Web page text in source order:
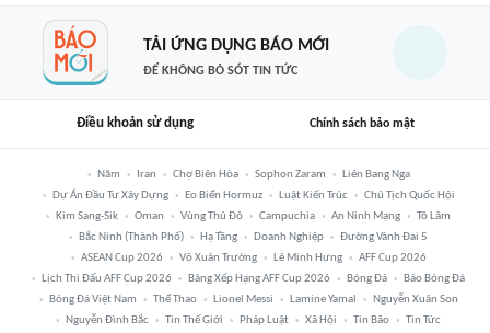
TẢI ỨNG DỤNG BÁO MỚI
ĐỂ KHÔNG BỎ SÓT TIN TỨC
Điều khoản sử dụng Chính sách bảo mật
Năm Iran Chợ Biên Hòa Sophon Zaram
Liên Bang Nga
Dự Án Đầu Tư Xây Dựng
Eo Biển Hormuz Luật Kiến Trúc
Chủ Tịch Quốc Hội
Kim Sang-Sik
Oman Vùng Thủ Đô Campuchia An Ninh Mạng
Tô Lâm
Bắc Ninh (thành Phố)
Hạ Tầng Doanh Nghiệp
Đường Vành Đai 5
ASEAN Cup 2026
Võ Xuân Trường Lê Minh Hưng
AFF Cup 2026
Lịch Thi Đấu AFF Cup 2026
Bảng Xếp Hạng AFF Cup 2026 Bóng Đá
Báo Bóng Đá
Bóng Đá Việt Nam
Thể Thao Lionel Messi Lamine Yamal
Nguyễn Xuân Son
Nguyễn Đình Bắc
Tin Thế Giới Pháp Luật Xã Hội Tin Bão Tin Tức